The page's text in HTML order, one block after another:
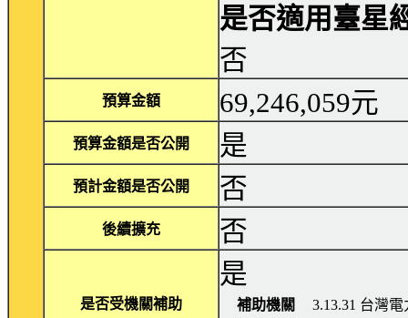
是否適用臺星
否
預算金額 69,246,059元
預算金額是否公開 是
預計金額是否公開 否
後續擴充 否
是否受機關補助
是
補助機關
3.13.31 台灣